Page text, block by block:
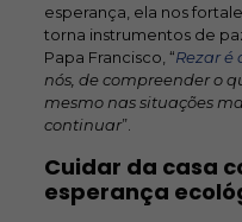
esperança, ela nos
torna instrumentos de
Papa Francisco, “Rezar é
nós, de compreender o
mesmo nas situações
continuar”.
Cuidar da casa
esperança